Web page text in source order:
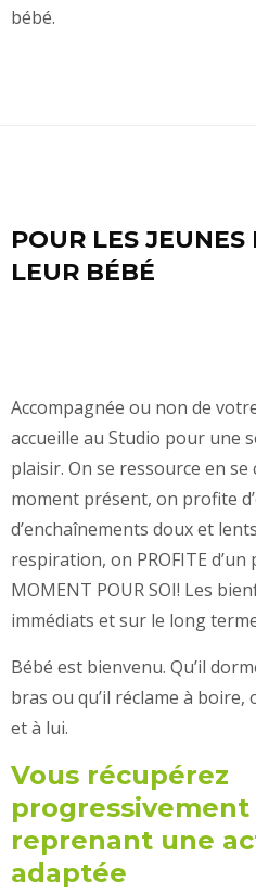
bébé.
POUR LES
LEUR BÉBÉ
Accompagnée ou non de
accueille au Studio pour une
plaisir. On se ressource en
moment présent, on profite
d’enchaînements doux et
respiration, on PROFITE d’un
MOMENT POUR SOI! Les
immédiats et sur le long
Bébé est bienvenu. Qu’il
bras ou qu’il réclame à boire,
et à lui.
Vous récupérez
progressivement
reprenant une
adaptée